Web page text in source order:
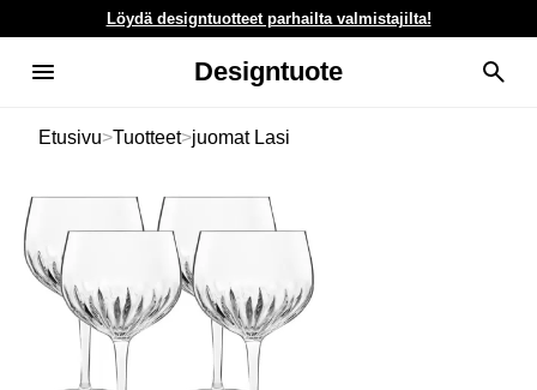
Löydä designtuotteet parhailta valmistajilta!
Designtuote
Etusivu>Tuotteet>juomat Lasi